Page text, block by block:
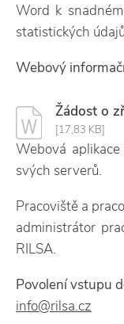
Word k
statistických
Webový
Žádost o
[17,83 KB]
Webová
svých serverů.
Pracoviště a
administrátor
RILSA.
Povolení vstupu
info@rilsa.cz